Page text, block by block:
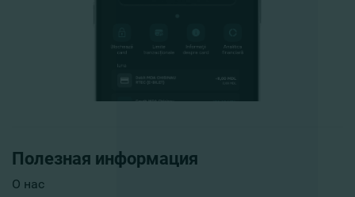
Полезная информация
О нас